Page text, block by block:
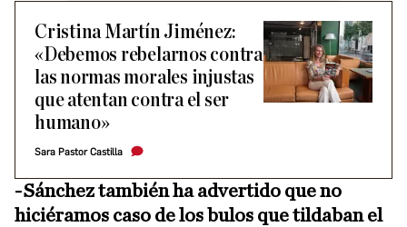
Cristina Martín Jiménez:
«Debemos rebelarnos contra
las normas morales injustas
que atentan contra el ser
humano»
Sara Pastor Castilla
-Sánchez también ha advertido que no
hiciéramos caso de los bulos que tildaban el